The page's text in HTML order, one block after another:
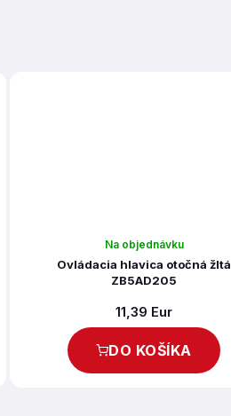
Na objednávku
Ovládacia hlavica otočná žltá
ZB5AD205
11,39 Eur
DO KOŠÍKA